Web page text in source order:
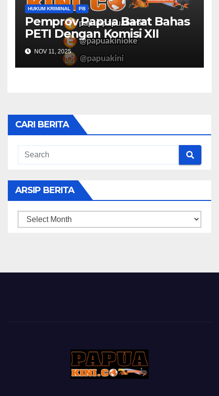
HUKUM KRIMINAL PB
Pemprov Papua Barat Bahas
PETI Dengan Komisi XII
NOV 11, 2025
CARI BERITA
ARSIP BERITA
ARSIP